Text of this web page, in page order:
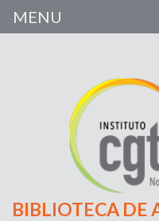
BIBLIOTECA DE
MENU